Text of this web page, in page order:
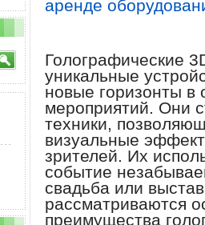
аренде
Голографические
уникальные
новые горизонты в
мероприятий. Они
техники,
визуальные
зрителей. Их
событие
свадьба или
рассматриваются
преимущества